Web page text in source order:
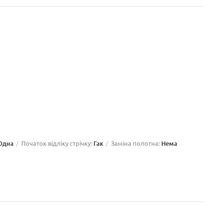
Початок відліку стрічку: Гак Заміна полотна: Нема